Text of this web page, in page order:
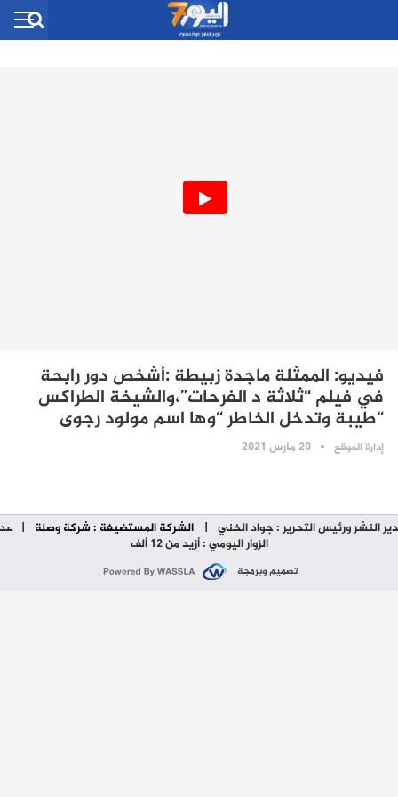
فيديو: الممثلة ماجدة زبيطة :أشخص دور رابحة
في فيلم “ثلاثة د الفرحات”،والشيخة الطراكس
“طيبة وتدخل الخاطر “وها اسم مولود رجوى
إدارة الموقع 20 مارس 2021
النشر ورئيس التحرير : جواد الخني | الشركة المستضيفة : شركة وصلة |
الزوار اليومي : أزيد من 12 ألف
تصميم وبرمجة